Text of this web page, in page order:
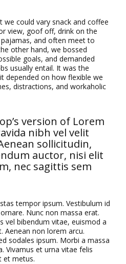
could vary snack and coffee
view, goof off, drink on the
and often meet to
other hand, we bossed
goals, and demanded
usually entail. It was the
depended on how flexible we
distractions, and workaholic
version of Lorem
nibh vel velit
sollicitudin,
auctor, nisi elit
nec sagittis sem
tempor ipsum. Vestibulum id
Nunc non massa erat.
vel bibendum vitae, euismod a
Aenean non lorem arcu.
sodales ipsum. Morbi a massa
Vivamus et urna vitae felis
et metus.